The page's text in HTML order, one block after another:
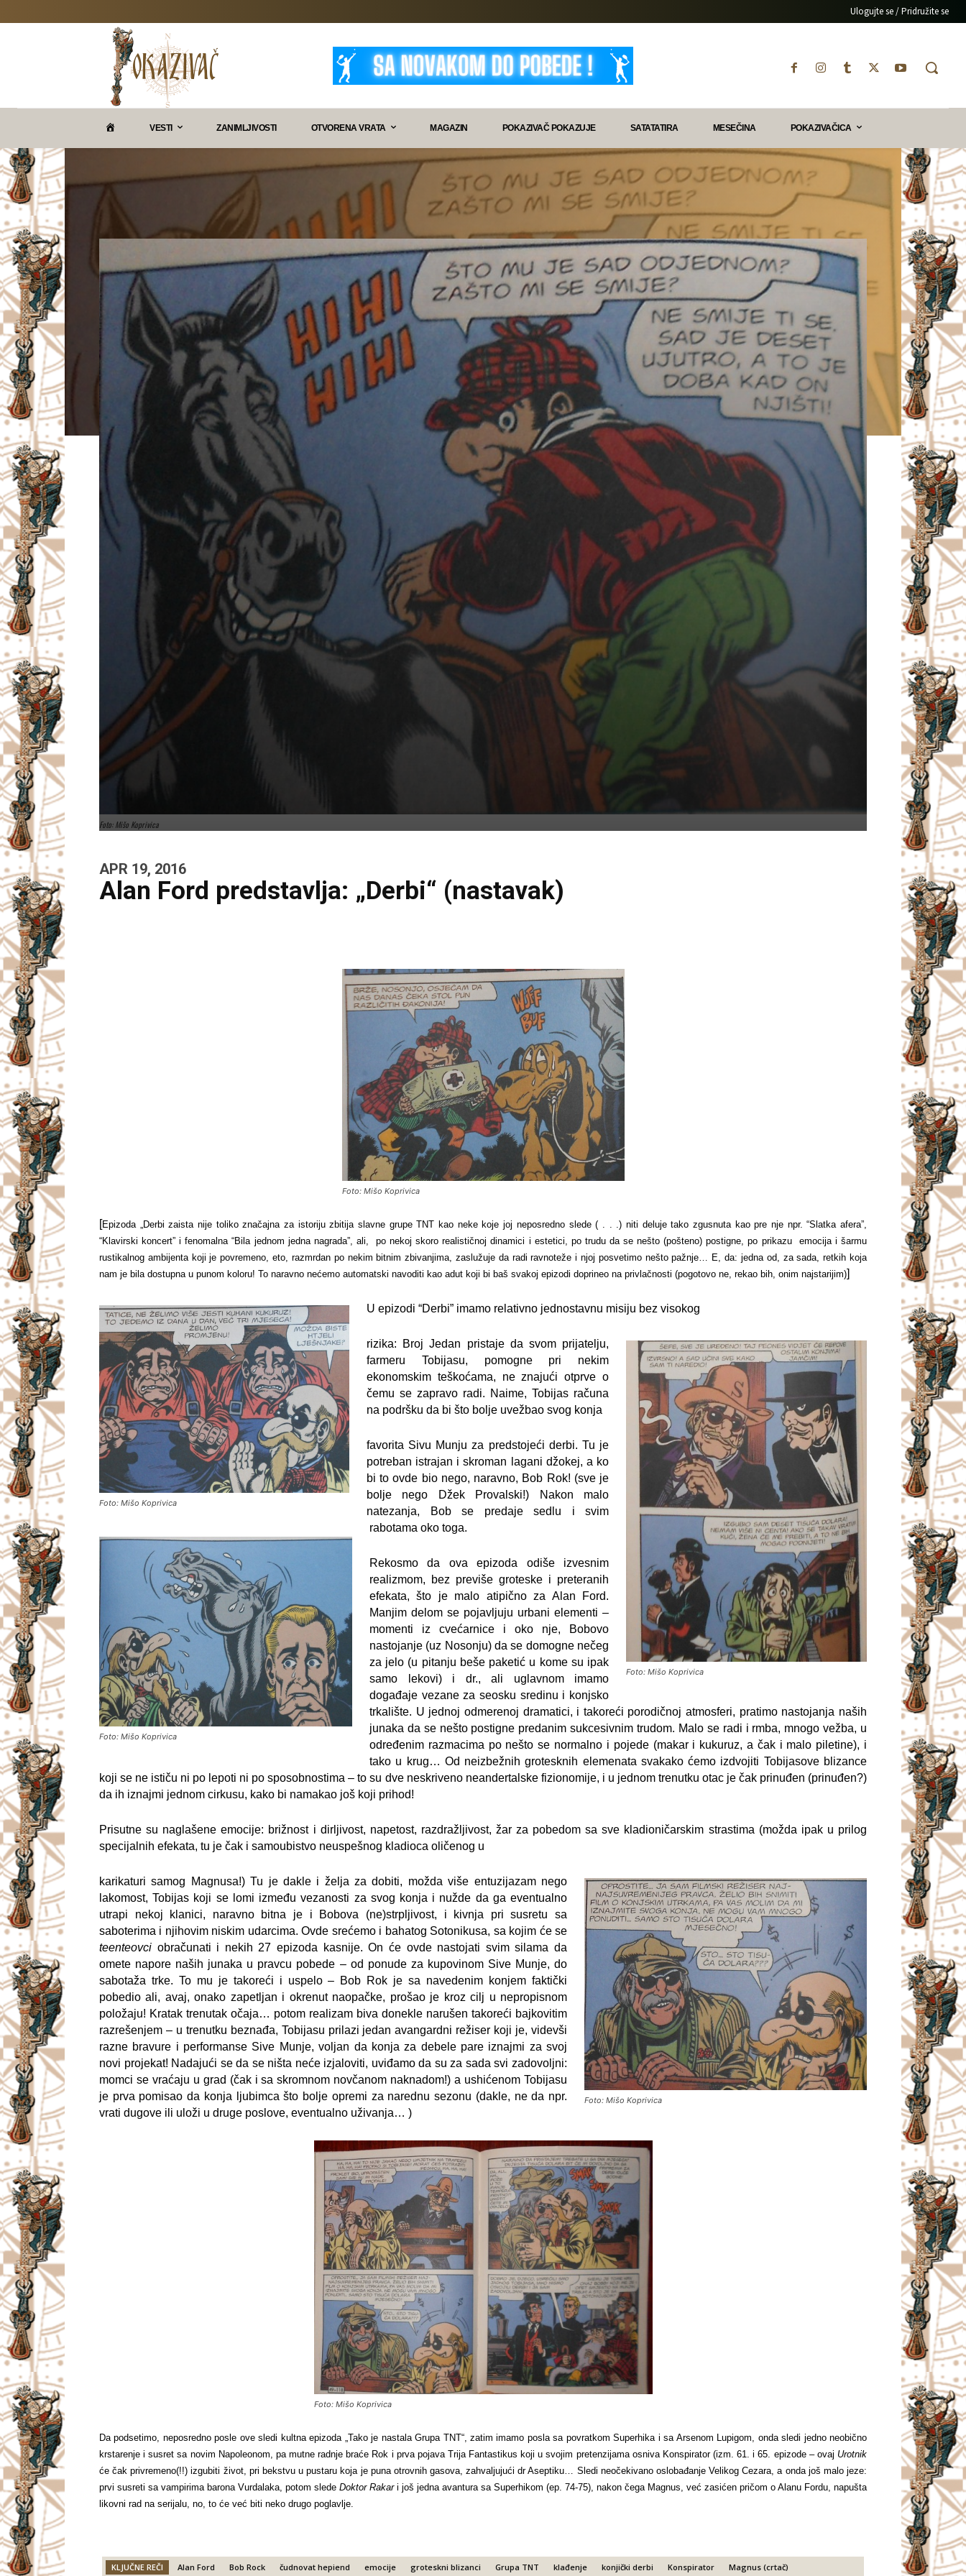
Ulogujte se / Pridružite se
VESTI ZANIMLJIVOSTI OTVORENA VRATA MAGAZIN POKAZIVAČ POKAZUJE SATATATIRA MESEČINA POKAZIVAČICA
Foto: Mišo Koprivica
APR 19, 2016
Alan Ford predstavlja: „Derbi“ (nastavak)
Foto: Mišo Koprivica
[Epizoda „Derbi zaista nije toliko značajna za istoriju zbitija slavne grupe TNT kao neke koje joj neposredno slede ( . . .) niti deluje tako zgusnuta kao pre nje npr. “Slatka afera”,
“Klavirski koncert” i fenomalna “Bila jednom jedna nagrada”, ali, po nekoj skoro realističnoj dinamici i estetici, po trudu da se nešto (pošteno) postigne, po prikazu emocija i šarmu
rustikalnog ambijenta koji je povremeno, eto, razmrdan po nekim bitnim zbivanjima, zaslužuje da radi ravnoteže i njoj posvetimo nešto pažnje… E, da: jedna od, za sada, retkih koja
nam je bila dostupna u punom koloru! To naravno nećemo automatski navoditi kao adut koji bi baš svakoj epizodi doprineo na privlačnosti (pogotovo ne, rekao bih, onim najstarijim)]
Foto: Mišo Koprivica
U epizodi “Derbi” imamo relativno jednostavnu misiju bez visokog
Foto: Mišo Koprivica
rizika: Broj Jedan pristaje da svom prijatelju,
farmeru Tobijasu, pomogne pri nekim
ekonomskim teškoćama, ne znajući otprve o
čemu se zapravo radi. Naime, Tobijas računa
na podršku da bi što bolje uvežbao svog konja
Foto: Mišo Koprivica
favorita Sivu Munju za predstojeći derbi. Tu je
potreban istrajan i skroman lagani džokej, a ko
bi to ovde bio nego, naravno, Bob Rok! (sve je
bolje nego Džek Provalski!) Nakon malo
natezanja, Bob se predaje sedlu i svim
rabotama oko toga.
Rekosmo da ova epizoda odiše izvesnim
realizmom, bez previše groteske i preteranih
efekata, što je malo atipično za Alan Ford.
Manjim delom se pojavljuju urbani elementi –
momenti iz cvećarnice i oko nje, Bobovo
nastojanje (uz Nosonju) da se domogne nečeg
za jelo (u pitanju beše paketić u kome su ipak
samo lekovi) i dr., ali uglavnom imamo
događaje vezane za seosku sredinu i konjsko
trkalište. U jednoj odmerenoj dramatici, i takoreći porodičnoj atmosferi, pratimo nastojanja naših
junaka da se nešto postigne predanim sukcesivnim trudom. Malo se radi i rmba, mnogo vežba, u
određenim razmacima po nešto se normalno i pojede (makar i kukuruz, a čak i malo piletine), i
tako u krug… Od neizbežnih grotesknih elemenata svakako ćemo izdvojiti Tobijasove blizance
koji se ne ističu ni po lepoti ni po sposobnostima – to su dve neskriveno neandertalske fizionomije, i u jednom trenutku otac je čak prinuđen (prinuđen?)
da ih iznajmi jednom cirkusu, kako bi namakao još koji prihod!
Prisutne su naglašene emocije: brižnost i dirljivost, napetost, razdražljivost, žar za pobedom sa sve kladioničarskim strastima (možda ipak u prilog
specijalnih efekata, tu je čak i samoubistvo neuspešnog kladioca oličenog u
Foto: Mišo Koprivica
karikaturi samog Magnusa!) Tu je dakle i želja za dobiti, možda više entuzijazam nego
lakomost, Tobijas koji se lomi između vezanosti za svog konja i nužde da ga eventualno
utrapi nekoj klanici, naravno bitna je i Bobova (ne)strpljivost, i kivnja pri susretu sa
saboterima i njihovim niskim udarcima. Ovde srećemo i bahatog Sotonikusa, sa kojim će se
teenteovci obračunati i nekih 27 epizoda kasnije. On će ovde nastojati svim silama da
omete napore naših junaka u pravcu pobede – od ponude za kupovinom Sive Munje, do
sabotaža trke. To mu je takoreći i uspelo – Bob Rok je sa navedenim konjem faktički
pobedio ali, avaj, onako zapetljan i okrenut naopačke, prošao je kroz cilj u nepropisnom
položaju! Kratak trenutak očaja… potom realizam biva donekle narušen takoreći bajkovitim
razrešenjem – u trenutku beznađa, Tobijasu prilazi jedan avangardni režiser koji je, videvši
razne bravure i performanse Sive Munje, voljan da konja za debele pare iznajmi za svoj
novi projekat! Nadajući se da se ništa neće izjaloviti, uviđamo da su za sada svi zadovoljni:
momci se vraćaju u grad (čak i sa skromnom novčanom naknadom!) a ushićenom Tobijasu
je prva pomisao da konja ljubimca što bolje opremi za narednu sezonu (dakle, ne da npr.
vrati dugove ili uloži u druge poslove, eventualno uživanja… )
Foto: Mišo Koprivica
Da podsetimo, neposredno posle ove sledi kultna epizoda „Tako je nastala Grupa TNT“, zatim imamo posla sa povratkom Superhika i sa Arsenom Lupigom, onda sledi jedno neobično
krstarenje i susret sa novim Napoleonom, pa mutne radnje braće Rok i prva pojava Trija Fantastikus koji u svojim pretenzijama osniva Konspirator (izm. 61. i 65. epizode – ovaj Urotnik
će čak privremeno(!!) izgubiti život, pri bekstvu u pustaru koja je puna otrovnih gasova, zahvaljujući dr Aseptiku… Sledi neočekivano oslobađanje Velikog Cezara, a onda još malo jeze:
prvi susreti sa vampirima barona Vurdalaka, potom slede Doktor Rakari još jedna avantura sa Superhikom (ep. 74-75), nakon čega Magnus, već zasićen pričom o Alanu Fordu, napušta
likovni rad na serijalu, no, to će već biti neko drugo poglavlje.
KLJUČNE REČI Alan Ford Bob Rock čudnovat hepiend emocije groteskni blizanci Grupa TNT klađenje konjički derbi Konspirator Magnus (crtač)